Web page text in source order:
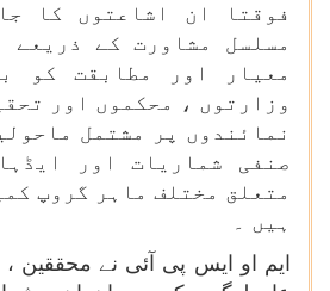
فوقتا ان اشاعتوں کا
مسلسل مشاورت کے ذریعے
معیار اور مطابقت کو
وزارتوں ، محکموں اور
نمائندوں پر مشتمل
صنفی شماریات اور
متعلق مختلف ماہر گروپ
ہیں ۔
ایم او ایس پی آئی نے محققین ،